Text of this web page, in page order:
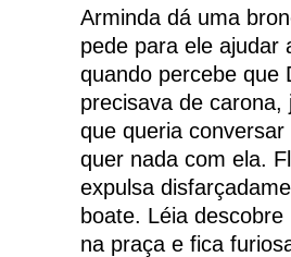
Arminda dá uma
pede para ele ajudar
quando percebe que
precisava de
que queria
quer nada com ela.
expulsa
boate. Léia
na praça e fica